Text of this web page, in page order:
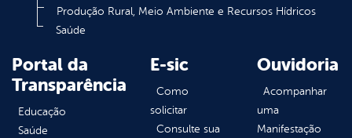
Produção Rural, Meio Ambiente e Recursos Hídricos
Saúde
Portal da
Transparência
Educação
Saúde
E-sic
Como
solicitar
Consulte sua
Ouvidoria
Acompanhar
uma
Manifestação